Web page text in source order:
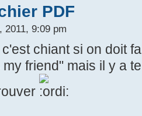
PDF
2011, 9:09 pm
chiant si on doit
friend" mais il y a